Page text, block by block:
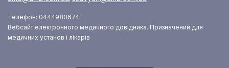
Телефон: 0444980674
Вебсайт електронного медичного довідника. Призначений для
медичних установ і лікарів